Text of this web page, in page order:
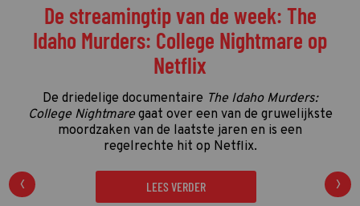
De streamingtip van de week: The
Idaho Murders: College Nightmare op
Netflix
De driedelige documentaire The Idaho Murders:
College Nightmaregaat over een van de gruwelijkste
moordzaken van de laatste jaren en is een
regelrechte hit op Netflix.
LEES VERDER